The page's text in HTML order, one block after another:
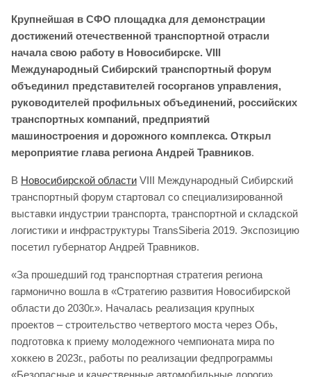
Крупнейшая в СФО площадка для демонстрации
достижений отечественной транспортной отрасли
начала свою работу в Новосибирске. VIII
Международный Сибирский транспортный форум
объединил представителей госорганов управления,
руководителей профильных объединений, российских
транспортных компаний, предприятий
машиностроения и дорожного комплекса. Открыл
мероприятие глава региона Андрей Травников.
В Новосибирской области VIII Международный Сибирский
транспортный форум стартовал со специализированной
выставки индустрии транспорта, транспортной и складской
логистики и инфраструктуры TransSiberia 2019. Экспозицию
посетил губернатор Андрей Травников.
«За прошедший год транспортная стратегия региона
гармонично вошла в «Стратегию развития Новосибирской
области до 2030г.». Началась реализация крупных
проектов – строительство четвертого моста через Обь,
подготовка к приему молодежного чемпионата мира по
хоккею в 2023г., работы по реализации федпрограммы